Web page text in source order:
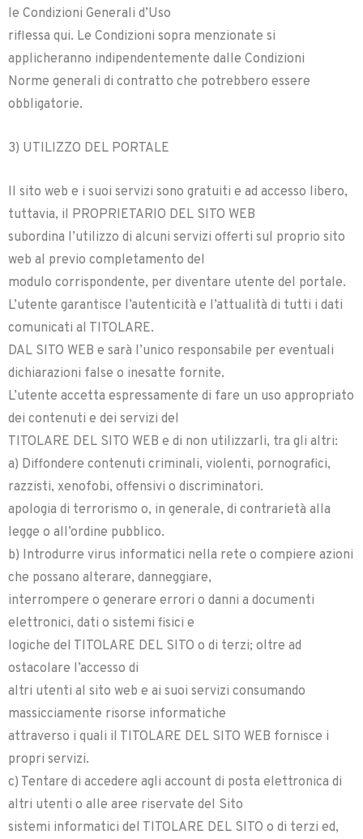
le Condizioni Generali d’Uso
riflessa qui. Le Condizioni sopra menzionate si
applicheranno indipendentemente dalle Condizioni
Norme generali di contratto che potrebbero essere
obbligatorie.
3) UTILIZZO DEL PORTALE
Il sito web e i suoi servizi sono gratuiti e ad accesso libero,
tuttavia, il PROPRIETARIO DEL SITO WEB
subordina l’utilizzo di alcuni servizi offerti sul proprio sito
web al previo completamento del
modulo corrispondente, per diventare utente del portale.
L’utente garantisce l’autenticità e l’attualità di tutti i dati
comunicati al TITOLARE.
DAL SITO WEB e sarà l’unico responsabile per eventuali
dichiarazioni false o inesatte fornite.
L’utente accetta espressamente di fare un uso appropriato
dei contenuti e dei servizi del
TITOLARE DEL SITO WEB e di non utilizzarli, tra gli altri:
a) Diffondere contenuti criminali, violenti, pornografici,
razzisti, xenofobi, offensivi o discriminatori.
apologia di terrorismo o, in generale, di contrarietà alla
legge o all’ordine pubblico.
b) Introdurre virus informatici nella rete o compiere azioni
che possano alterare, danneggiare,
interrompere o generare errori o danni a documenti
elettronici, dati o sistemi fisici e
logiche del TITOLARE DEL SITO o di terzi; oltre ad
ostacolare l’accesso di
altri utenti al sito web e ai suoi servizi consumando
massicciamente risorse informatiche
attraverso i quali il TITOLARE DEL SITO WEB fornisce i
propri servizi.
c) Tentare di accedere agli account di posta elettronica di
altri utenti o alle aree riservate del Sito
sistemi informatici del TITOLARE DEL SITO o di terzi ed,